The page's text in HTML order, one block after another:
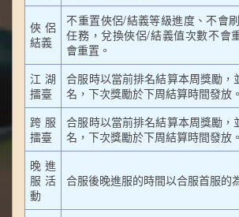
俠侶
結義
不重置俠侶/結義等級進度、不會
任務，兌換俠侶/結義值次數不會
會重置。
江湖
擂臺
合服時以當前排名結算本周獎勵，
名，下次獎勵於下周結算時間發放。
跨服
擂臺
合服時以當前排名結算本周獎勵，
名，下次獎勵於下周結算時間發放。
晚進
服活
動
合服後晚進服的時間以合服首服的